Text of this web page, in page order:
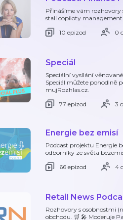
Přinášíme vám rozhovory
stali copiloty
10 epizod
0
Speciál
Speciální vysílání
Speciál můžete pohodlně
mujRozhlas.cz.
77 epizod
3
Energie bez emisí
Podcast projektu Energie
odborníky ze světa
66 epizod
4
Retail News
Rozhovory s osobnostmi
obchodu. 🛒 🎤 Moderuje